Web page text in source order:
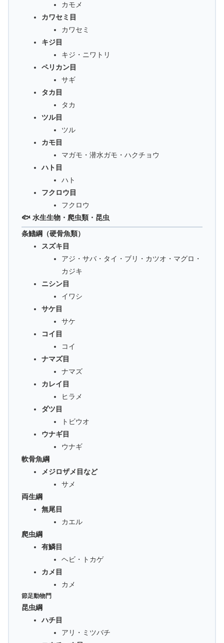
カモメ
カワセミ目
カワセミ
キジ目
キジ・ニワトリ
ペリカン目
サギ
タカ目
タカ
ツル目
ツル
カモ目
マガモ・潜水ガモ・ハクチョウ
ハト目
ハト
フクロウ目
フクロウ
🐟 水生生物・爬虫類・昆虫
条鰭綱（硬骨魚類）
スズキ目
アジ・サバ・タイ・ブリ・カツオ・マグロ・
カジキ
ニシン目
イワシ
サケ目
サケ
コイ目
コイ
ナマズ目
ナマズ
カレイ目
ヒラメ
ダツ目
トビウオ
ウナギ目
ウナギ
軟骨魚綱
メジロザメ目など
サメ
両生綱
無尾目
カエル
爬虫綱
有鱗目
ヘビ・トカゲ
カメ目
カメ
節足動物門
昆虫綱
ハチ目
アリ・ミツバチ